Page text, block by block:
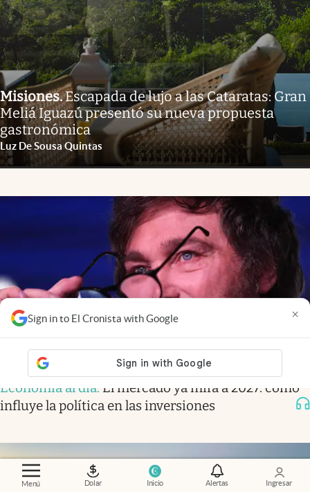
Menú Dolar Inicio Alertas Ingresar
Sign in to El Cronista with Google ×
Misiones.Escapada de lujo a las Cataratas: Gran
Meliá Iguazú presentó su nueva propuesta
gastronómica
Luz De Sousa Quintas
Economía al día. El mercado ya mira a 2027: cómo
influye la política en las inversiones